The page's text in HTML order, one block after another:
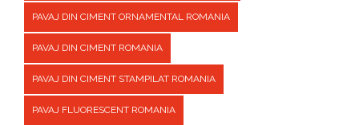
PAVAJ DIN CIMENT ORNAMENTAL ROMANIA
PAVAJ DIN CIMENT ROMANIA
PAVAJ DIN CIMENT STAMPILAT ROMANIA
PAVAJ FLUORESCENT ROMANIA